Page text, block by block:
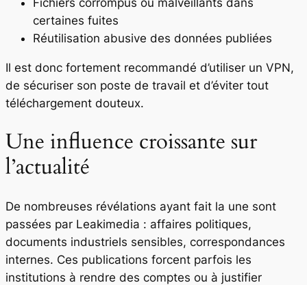
certaines fuites
Réutilisation abusive des données publiées
Il est donc fortement recommandé d’utiliser un VPN,
de sécuriser son poste de travail et d’éviter tout
téléchargement douteux.
Une influence croissante sur
l’actualité
De nombreuses révélations ayant fait la une sont
passées par Leakimedia : affaires politiques,
documents industriels sensibles, correspondances
internes. Ces publications forcent parfois les
institutions à rendre des comptes ou à justifier